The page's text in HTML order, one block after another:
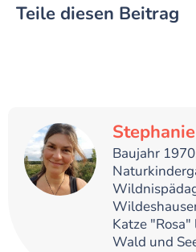
Teile diesen Beitrag
Baujahr
Katze
Wald und